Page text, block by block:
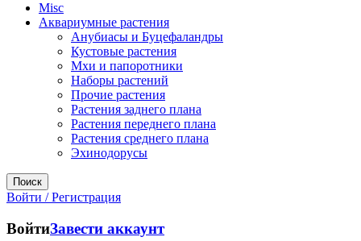
Misc
Аквариумные растения
Анубиасы и Буцефаландры
Кустовые растения
Мхи и папоротники
Наборы растений
Прочие растения
Растения заднего плана
Растения переднего плана
Растения среднего плана
Эхинодорусы
Поиск
Войти / Регистрация
ВойтиЗавести аккаунт